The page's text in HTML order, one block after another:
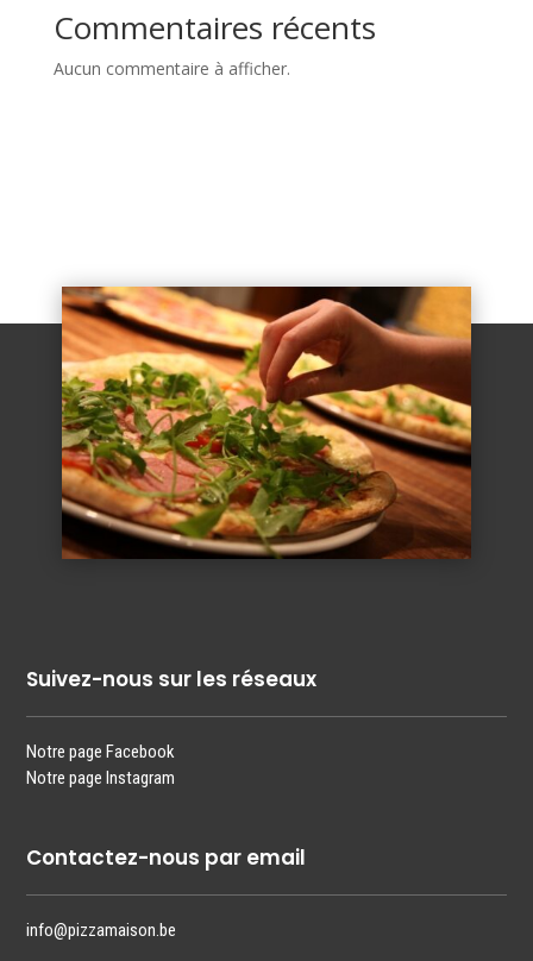
Commentaires récents
Aucun commentaire à afficher.
Suivez-nous sur les réseaux
Notre page Facebook
Notre page Instagram
Contactez-nous par email
info@pizzamaison.be